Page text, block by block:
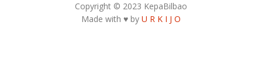
Copyright © 2023 KepaBilbao
Made with ♥ by U R K I J O